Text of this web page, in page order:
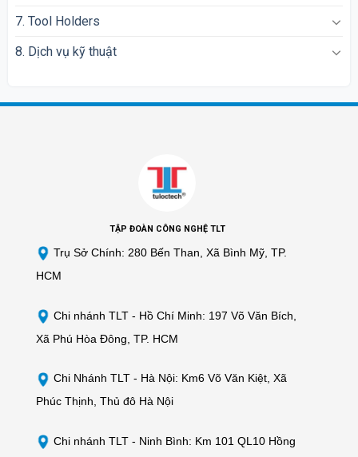
7. Tool Holders
8. Dịch vụ kỹ thuật
TẬP ĐOÀN CÔNG NGHỆ TLT
Trụ Sở Chính: 280 Bến Than, Xã Bình Mỹ, TP.
HCM
Chi nhánh TLT - Hồ Chí Minh: 197 Võ Văn Bích,
Xã Phú Hòa Đông, TP. HCM
Chi Nhánh TLT - Hà Nội: Km6 Võ Văn Kiệt, Xã
Phúc Thịnh, Thủ đô Hà Nội
Chi nhánh TLT - Ninh Bình: Km 101 QL10 Hồng